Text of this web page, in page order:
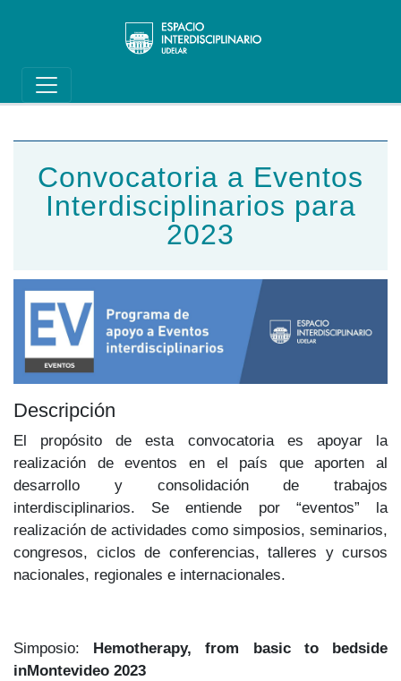
Main navigation
Convocatoria a Eventos
Interdisciplinarios para
2023
Descripción
El propósito de esta convocatoria es apoyar la
realización de eventos en el país que aporten al
desarrollo y consolidación de trabajos
interdisciplinarios. Se entiende por “eventos” la
realización de actividades como simposios, seminarios,
congresos, ciclos de conferencias, talleres y cursos
nacionales, regionales e internacionales.
Simposio: Hemotherapy, from basic to bedside
inMontevideo 2023